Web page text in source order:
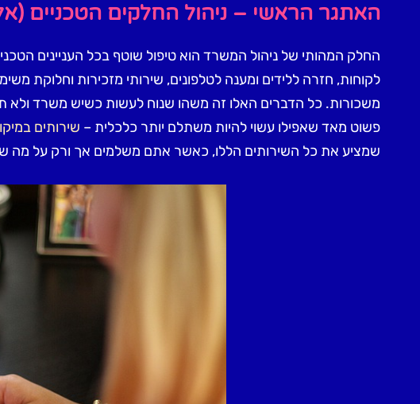
האתגר הראשי – ניהול החלקים הטכניים
החלק המהותי של ניהול המשרד הוא טיפול שוטף בכל העניינים
לקוחות, חזרה ללידים ומענה לטלפונים, שירותי מזכירות וחלוקת
משכורות. כל הדברים האלו זה משהו שנוח לעשות כשיש משרד
פשוט מאד שאפילו עשוי להיות משתלם יותר כלכלית – שירותים
שמציע את כל השירותים הללו, כאשר אתם משלמים אך ורק על מה